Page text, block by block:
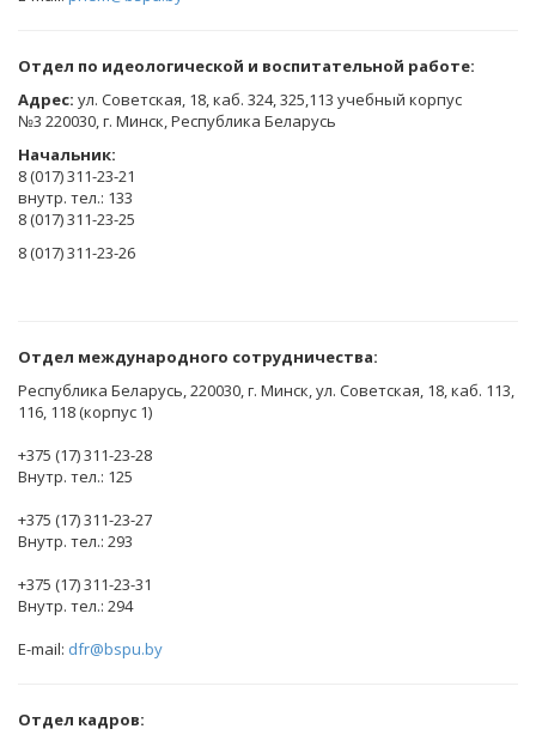
Отдел по идеологической и воспитательной работе:
Адрес: ул. Советская, 18, каб. 324, 325,113 учебный корпус
№3 220030, г. Минск, Республика Беларусь
Начальник:
8 (017) 311-23-21
внутр. тел.: 133
8 (017) 311-23-25
8 (017) 311-23-26
Отдел международного сотрудничества:
Республика Беларусь, 220030, г. Минск, ул. Советская, 18, каб. 113,
116, 118 (корпус 1)
+375 (17) 311-23-28
Внутр. тел.: 125
+375 (17) 311-23-27
Внутр. тел.: 293
+375 (17) 311-23-31
Внутр. тел.: 294
E-mail: dfr@bspu.by
Отдел кадров: